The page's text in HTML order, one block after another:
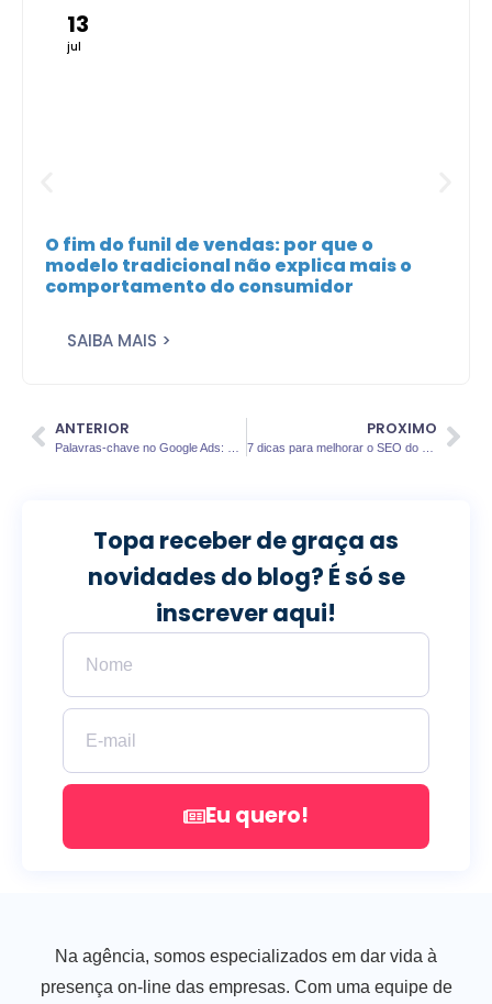
13
jul
O fim do funil de vendas: por que o
modelo tradicional não explica mais o
comportamento do consumidor
SAIBA MAIS >
ANTERIOR PROXIMO
Topa receber de graça as
novidades do blog? É só se
inscrever aqui!
Eu quero!
Na agência, somos especializados em dar vida à
presença on-line das empresas. Com uma equipe de